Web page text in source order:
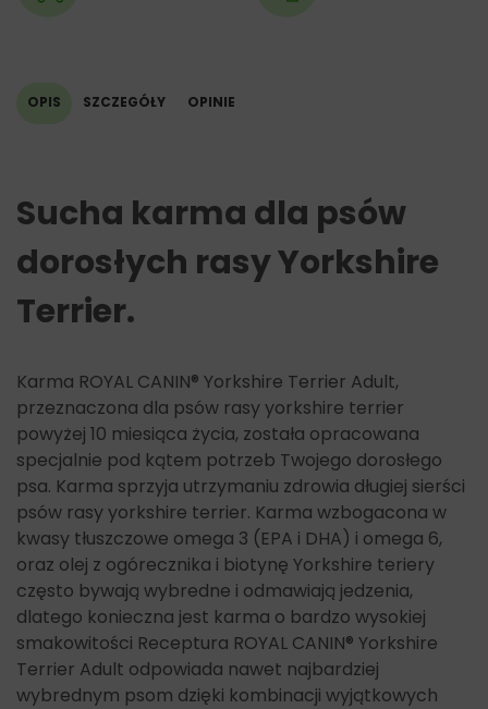
OPIS SZCZEGÓŁY OPINIE
Sucha karma dla psów
dorosłych rasy Yorkshire
Terrier.
Karma ROYAL CANIN® Yorkshire Terrier Adult,
przeznaczona dla psów rasy yorkshire terrier
powyżej 10 miesiąca życia, została opracowana
specjalnie pod kątem potrzeb Twojego dorosłego
psa. Karma sprzyja utrzymaniu zdrowia długiej sierści
psów rasy yorkshire terrier. Karma wzbogacona w
kwasy tłuszczowe omega 3 (EPA i DHA) i omega 6,
oraz olej z ogórecznika i biotynę Yorkshire teriery
często bywają wybredne i odmawiają jedzenia,
dlatego konieczna jest karma o bardzo wysokiej
smakowitości Receptura ROYAL CANIN® Yorkshire
Terrier Adult odpowiada nawet najbardziej
wybrednym psom dzięki kombinacji wyjątkowych